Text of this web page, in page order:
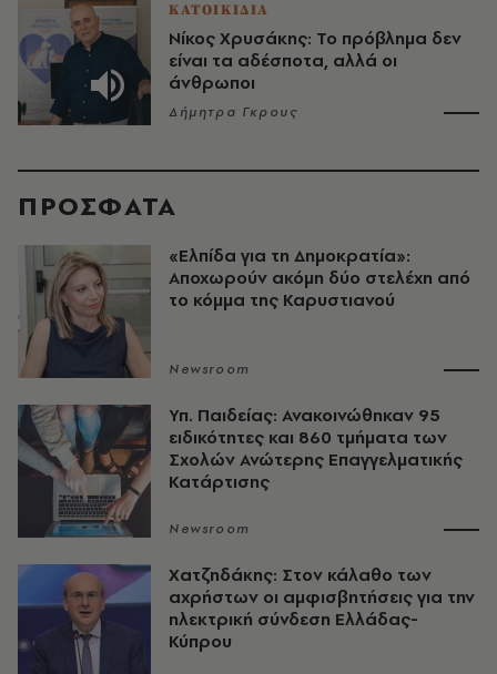
ΚΑΤΟΙΚΙΔΙΑ
Νίκος Χρυσάκης: Το πρόβλημα δεν
είναι τα αδέσποτα, αλλά οι
άνθρωποι
Δήμητρα Γκρους
ΠΡΟΣΦΑΤΑ
«Ελπίδα για τη Δημοκρατία»:
Αποχωρούν ακόμη δύο στελέχη από
το κόμμα της Καρυστιανού
Newsroom
Υπ. Παιδείας: Ανακοινώθηκαν 95
ειδικότητες και 860 τμήματα των
Σχολών Ανώτερης Επαγγελματικής
Κατάρτισης
Newsroom
Χατζηδάκης: Στον κάλαθο των
αχρήστων οι αμφισβητήσεις για την
ηλεκτρική σύνδεση Ελλάδας-
Κύπρου